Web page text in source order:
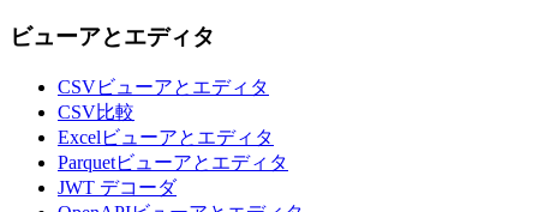
ビューアとエディタ
CSVビューアとエディタ
CSV比較
Excelビューアとエディタ
Parquetビューアとエディタ
JWT デコーダ